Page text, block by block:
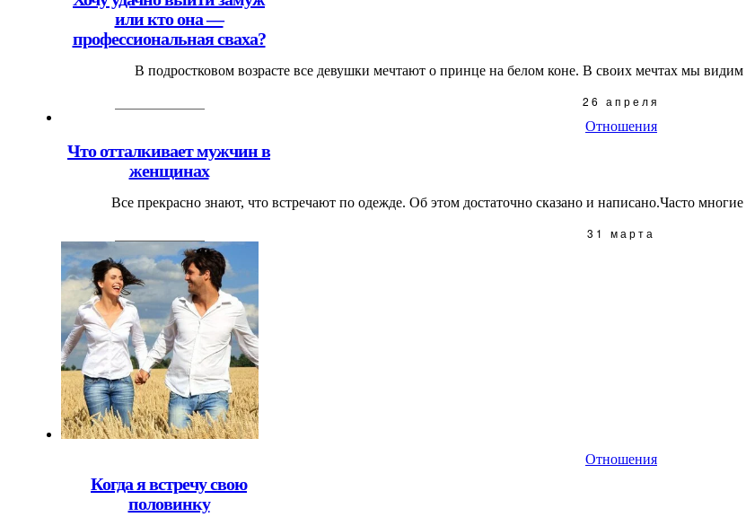
или кто она —
профессиональная сваха?
В подростковом возрасте все девушки мечтают о принце на белом коне. В своих мечтах мы
26 апреля
Отношения
Что отталкивает мужчин в
женщинах
Все прекрасно знают, что встречают по одежде. Об этом достаточно сказано и написано.Часто
31 марта
Отношения
Когда я встречу свою
половинку